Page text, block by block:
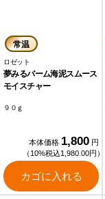
常温
ロゼット
夢みるバーム海泥スムース
モイスチャー
９０ｇ
本体価格 1,800 円
（10%税込1,980.00円）
カゴに入れる